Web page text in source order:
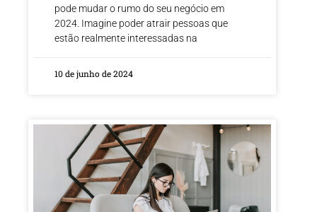
pode mudar o rumo do seu negócio em
2024. Imagine poder atrair pessoas que
estão realmente interessadas na
10 de junho de 2024